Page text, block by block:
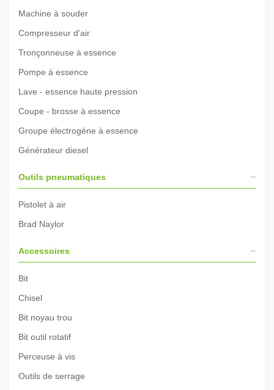
Machine à souder
Compresseur d'air
Tronçonneuse à essence
Pompe à essence
Lave - essence haute pression
Coupe - brosse à essence
Groupe électrogène à essence
Générateur diesel
Outils pneumatiques
Pistolet à air
Brad Naylor
Accessoires
Bit
Chisel
Bit noyau trou
Bit outil rotatif
Perceuse à vis
Outils de serrage